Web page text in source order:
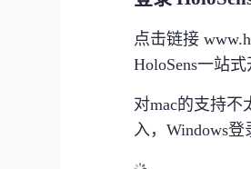
点击链接
HoloSens一站
对mac的支持
入，Windows